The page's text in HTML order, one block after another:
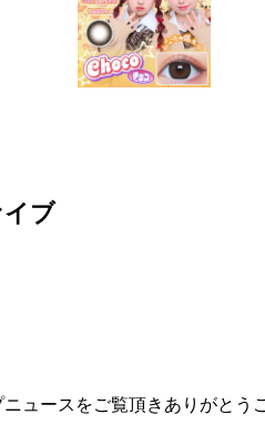
ブ
ニュースをご覧頂きありがと